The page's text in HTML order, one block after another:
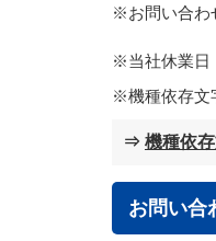
※お問い合わ
※当社休業日
機種依存文
⇒ 機種依
お問い合